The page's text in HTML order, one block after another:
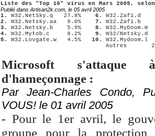
Liste des "Top 10" virus en Mars 2005,
Publié dans Artisan2k.com, le 05 avril 2005
1.
W32.NetSky.q   27.8%
6.
2.
W32.Netsky.aa   9.0%
7.
3.
W32.Netsky.b    5.9%
8.
4.
W32.Mytob.c     8.2%
9.
5.
W32.Lovgate.w   4.5% 10.
W32.Mydoom.l
Autres
Microsoft s'attaque
d'hameçonnage :
Par Jean-Charles Condo,
VOUS! le 01 avril 2005
- Pour le 1er avril, le
groupe pour la protection